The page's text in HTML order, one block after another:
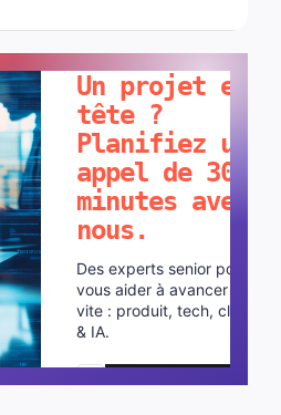
Un projet en
tête ?
Planifiez un
appel de 30
minutes avec
nous.
Des experts senior pour
vous aider à avancer plus
vite : produit, tech, cloud
& IA.
Planifier un appel